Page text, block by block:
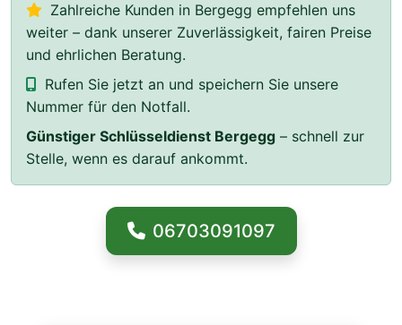
Zahlreiche Kunden in Bergegg empfehlen uns
weiter – dank unserer Zuverlässigkeit, fairen Preise
und ehrlichen Beratung.
Rufen Sie jetzt an und speichern Sie unsere
Nummer für den Notfall.
Günstiger Schlüsseldienst Bergegg – schnell zur
Stelle, wenn es darauf ankommt.
06703091097